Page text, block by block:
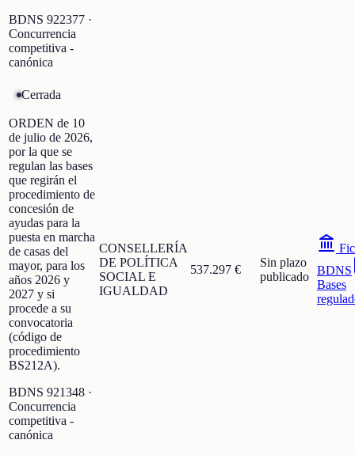
BDNS 922377 ·
Concurrencia
competitiva -
canónica
Cerrada
ORDEN de 10
de julio de 2026,
por la que se
regulan las bases
que regirán el
procedimiento de
concesión de
ayudas para la
puesta en marcha
de casas del
mayor, para los
años 2026 y
2027 y si
procede a su
convocatoria
(código de
procedimiento
BS212A).
BDNS 921348 ·
Concurrencia
competitiva -
canónica
CONSELLERÍA
DE POLÍTICA
SOCIAL E
IGUALDAD
537.297 €
Sin plazo
publicado BDNS
Bases